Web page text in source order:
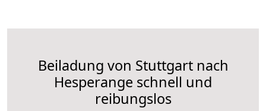
Beiladung von Stuttgart nach
Hesperange schnell und
reibungslos